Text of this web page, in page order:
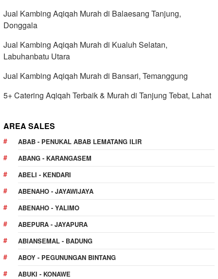
Jual Kambing Aqiqah Murah di Balaesang Tanjung,
Donggala
Jual Kambing Aqiqah Murah di Kualuh Selatan,
Labuhanbatu Utara
Jual Kambing Aqiqah Murah di Bansari, Temanggung
5+ Catering Aqiqah Terbaik & Murah di Tanjung Tebat, Lahat
AREA SALES
ABAB - PENUKAL ABAB LEMATANG ILIR
ABANG - KARANGASEM
ABELI - KENDARI
ABENAHO - JAYAWIJAYA
ABENAHO - YALIMO
ABEPURA - JAYAPURA
ABIANSEMAL - BADUNG
ABOY - PEGUNUNGAN BINTANG
ABUKI - KONAWE